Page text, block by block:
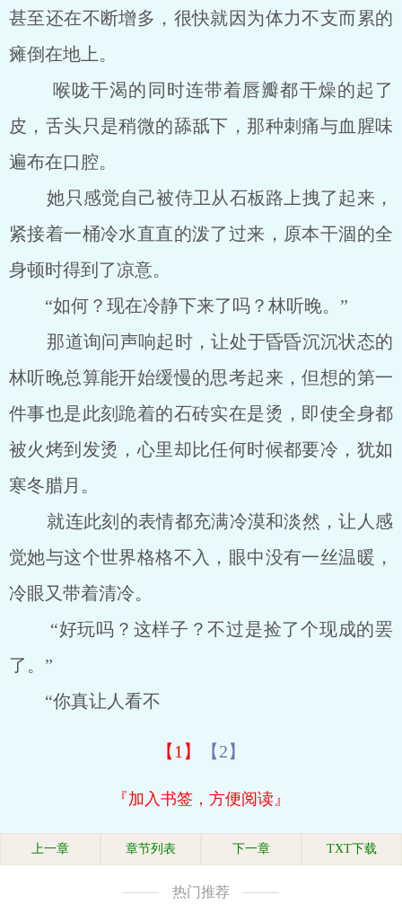
甚至还在不断增多，很快就因为体力不支而累的
瘫倒在地上。
喉咙干渴的同时连带着唇瓣都干燥的起了
皮，舌头只是稍微的舔舐下，那种刺痛与血腥味
遍布在口腔。
她只感觉自己被侍卫从石板路上拽了起来，
紧接着一桶冷水直直的泼了过来，原本干涸的全
身顿时得到了凉意。
“如何？现在冷静下来了吗？林听晚。”
那道询问声响起时，让处于昏昏沉沉状态的
林听晚总算能开始缓慢的思考起来，但想的第一
件事也是此刻跪着的石砖实在是烫，即使全身都
被火烤到发烫，心里却比任何时候都要冷，犹如
寒冬腊月。
就连此刻的表情都充满冷漠和淡然，让人感
觉她与这个世界格格不入，眼中没有一丝温暖，
冷眼又带着清冷。
“好玩吗？这样子？不过是捡了个现成的罢
了。”
“你真让人看不
【1】 【2】
『加入书签，方便阅读』
上一章 章节列表 下一章 TXT下载
热门推荐